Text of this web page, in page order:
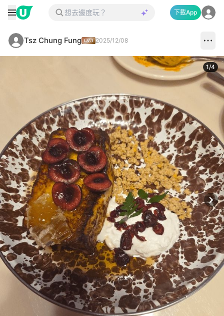
下載App
Tsz Chung Fung 2025/12/08
1/4